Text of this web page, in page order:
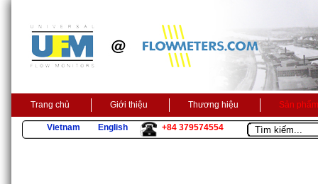
Trang chủ Giới thiệu Thương hiệu Sản phẩm
Vietnam English +84 379574554